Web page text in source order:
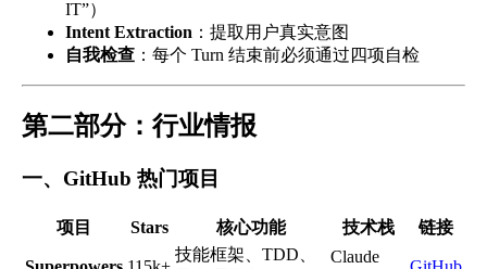
IT”）
Intent Extraction ：提取用户真实意图
自我检查 ：每个 Turn 结束前必须通过四项自检
第二部分：行业情报
一、GitHub 热门项目
项目 Stars 核心功能 技术栈 链接
技能框架、TDD、
Claude